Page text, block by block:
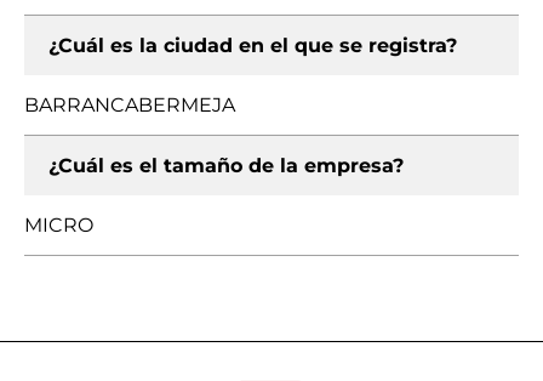
¿Cuál es la ciudad en el que se registra?
BARRANCABERMEJA
¿Cuál es el tamaño de la empresa?
MICRO